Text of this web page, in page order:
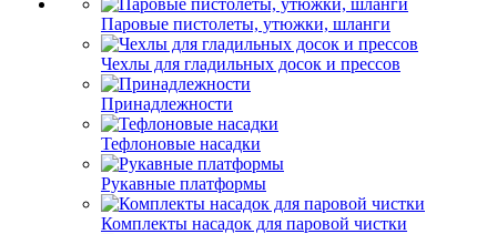
Паровые пистолеты, утюжки, шланги
Чехлы для гладильных досок и прессов
Принадлежности
Тефлоновые насадки
Рукавные платформы
Комплекты насадок для паровой чистки